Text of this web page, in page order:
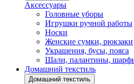
Аксессуары
Головные уборы
Игрушки ручной работы
Носки
Женские сумки, рюкзаки
Украшения, бусы, пояса
Шали, палантины,
Домашний текстиль
Домашний текстиль